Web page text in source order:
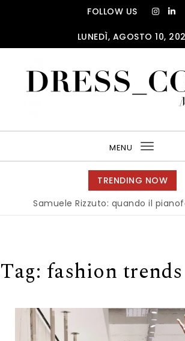
FOLLOW US
LUNEDÌ, AGOSTO 10,
MENU
Toggle
TRENDING NOW
Samuele Rizzuto: quando il
Tag: fashion trends